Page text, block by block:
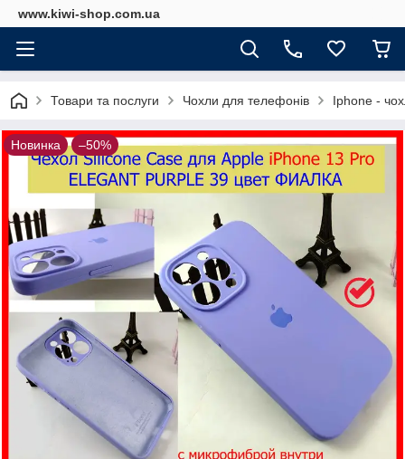
www.kiwi-shop.com.ua
Товари та послуги Чохли для телефонів Iphone -
Новинка –50%